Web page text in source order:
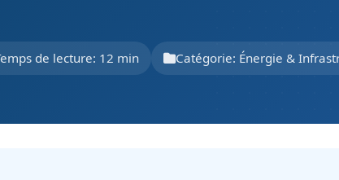
de lecture: 12 min Catégorie: Énergie &